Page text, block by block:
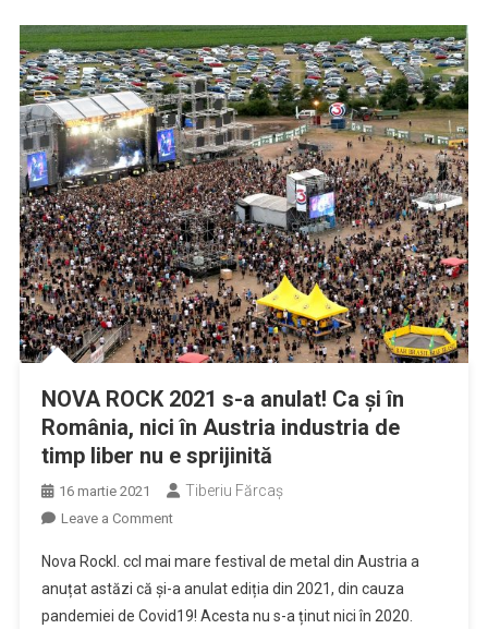
NOVA ROCK 2021 s-a anulat! Ca și în
România, nici în Austria industria de
timp liber nu e sprijinită
16 martie 2021 Tiberiu Fărcaş
Leave a Commenton
ROCK
2021
s-
Nova Rockl. ccl mai mare festival de metal din Austria a
anuțat astăzi că și-a anulat ediția din 2021, din cauza
pandemiei de Covid19! Acesta nu s-a ținut nici în 2020.